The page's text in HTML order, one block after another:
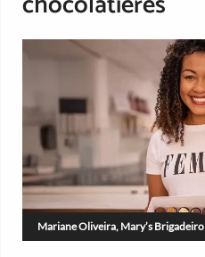
Mariane Oliveira, Mary’s Brigadeiro